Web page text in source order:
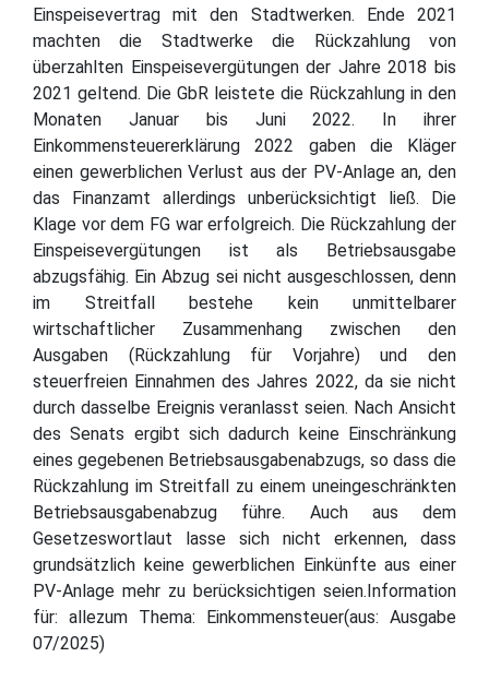
Einspeisevertrag mit den Stadtwerken. Ende 2021
machten die Stadtwerke die Rückzahlung von
überzahlten Einspeisevergütungen der Jahre 2018 bis
2021 geltend. Die GbR leistete die Rückzahlung in den
Monaten Januar bis Juni 2022. In ihrer
Einkommensteuererklärung 2022 gaben die Kläger
einen gewerblichen Verlust aus der PV-Anlage an, den
das Finanzamt allerdings unberücksichtigt ließ. Die
Klage vor dem FG war erfolgreich. Die Rückzahlung der
Einspeisevergütungen ist als Betriebsausgabe
abzugsfähig. Ein Abzug sei nicht ausgeschlossen, denn
im Streitfall bestehe kein unmittelbarer
wirtschaftlicher Zusammenhang zwischen den
Ausgaben (Rückzahlung für Vorjahre) und den
steuerfreien Einnahmen des Jahres 2022, da sie nicht
durch dasselbe Ereignis veranlasst seien. Nach Ansicht
des Senats ergibt sich dadurch keine Einschränkung
eines gegebenen Betriebsausgabenabzugs, so dass die
Rückzahlung im Streitfall zu einem uneingeschränkten
Betriebsausgabenabzug führe. Auch aus dem
Gesetzeswortlaut lasse sich nicht erkennen, dass
grundsätzlich keine gewerblichen Einkünfte aus einer
PV-Anlage mehr zu berücksichtigen seien.Information
für: allezum Thema: Einkommensteuer(aus: Ausgabe
07/2025)